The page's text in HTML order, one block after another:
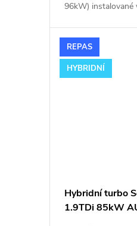
k
96kW) instalované
(pro motory TDi
např. chiptuning.
Alhambra 1.9TDi
REPAS
HYBRIDNÍ
Hybridní turbo
1.9TDi 85kW